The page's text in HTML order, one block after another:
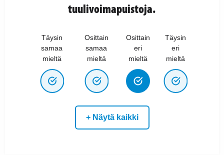
tuulivoimapuistoja.
Täysin
samaa
mieltä
Osittain
samaa
mieltä
Osittain
eri
mieltä
Täysin
eri
mieltä
+ Näytä kaikki